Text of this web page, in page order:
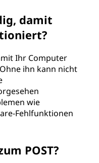
damit
Ihr Computer
ihn kann nicht
wie
Fehlfunktionen
POST?